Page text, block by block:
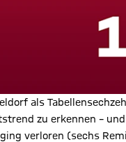
als
zu erkennen –
verloren (sechs